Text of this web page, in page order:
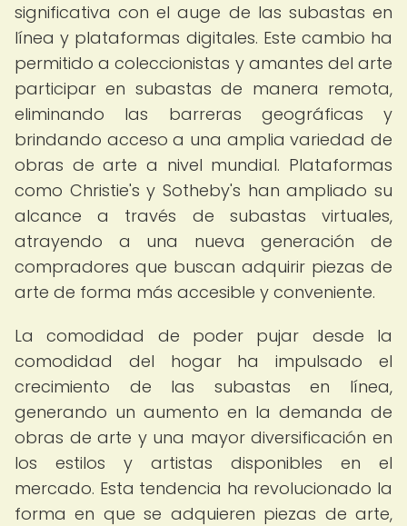
significativa con el auge de las subastas en
línea y plataformas digitales. Este cambio ha
permitido a coleccionistas y amantes del arte
participar en subastas de manera remota,
eliminando las barreras geográficas y
brindando acceso a una amplia variedad de
obras de arte a nivel mundial. Plataformas
como Christie's y Sotheby's han ampliado su
alcance a través de subastas virtuales,
atrayendo a una nueva generación de
compradores que buscan adquirir piezas de
arte de forma más accesible y conveniente.
La comodidad de poder pujar desde la
comodidad del hogar ha impulsado el
crecimiento de las subastas en línea,
generando un aumento en la demanda de
obras de arte y una mayor diversificación en
los estilos y artistas disponibles en el
mercado. Esta tendencia ha revolucionado la
forma en que se adquieren piezas de arte,